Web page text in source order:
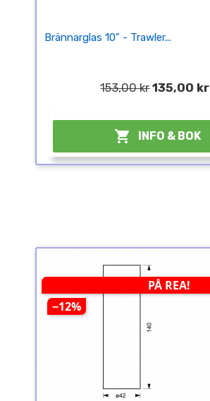
Brännarglas 10" - Trawler...
153,00 kr 135,00 kr
 INFO & BOK
PÅ REA!
−12%